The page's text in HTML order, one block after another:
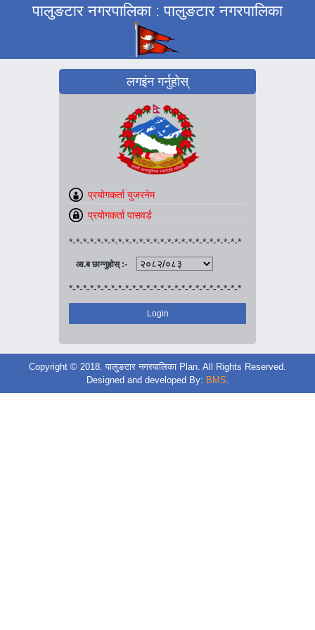
पालुङटार नगरपालिका : पालुङटार नगरपालिका
लगइंन गर्नुहोस्
*-*-*-*-*-*-*-*-*-*-*-*-*-*-*-*-*-*-*-*-*-*-*-*-*
आ.ब छान्नुहोस् :-
*-*-*-*-*-*-*-*-*-*-*-*-*-*-*-*-*-*-*-*-*-*-*-*-*
Copyright © 2018. पालुङटार नगरपालिका Plan. All Rights Reserved.
Designed and developed By: BMS.